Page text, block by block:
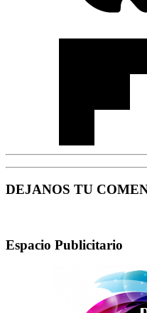
DEJANOS TU
Espacio Publicitario